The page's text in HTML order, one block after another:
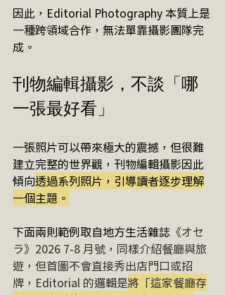
因此，Editorial Photography 本質上是
一種跨領域合作，無法單靠攝影團隊完
成。
刊物編輯攝影，不談「哪
一張最好看」
一張照片可以帶來極大的震撼，但很難
建立完整的世界觀，刊物編輯攝影因此
傾向透過系列照片，引導讀者逐步理解
一個主題。
下面兩則範例取自地方生活雜誌 《オセ
ラ》2026 7-8 月號，同樣介紹餐廳與旅
遊，但首圖不會直接秀出店門口或招
牌，Editorial 的邏輯是將「這家餐廳存